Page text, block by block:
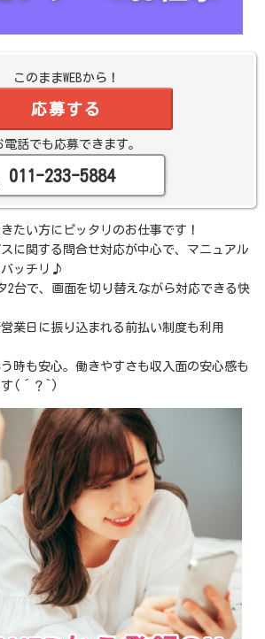
このままWEBから！
応募する
電話でも応募できます。
011-233-5884
たい方にピッタリのお仕事です！
に関する問合せ対応が中心で、マニュアル
バッチリ♪
2台で、画面を切り替えながら対応できる快
業日に振り込まれる前払い制度も利用
時も安心。働きやすさも収入面の安心感も
す(´？`)